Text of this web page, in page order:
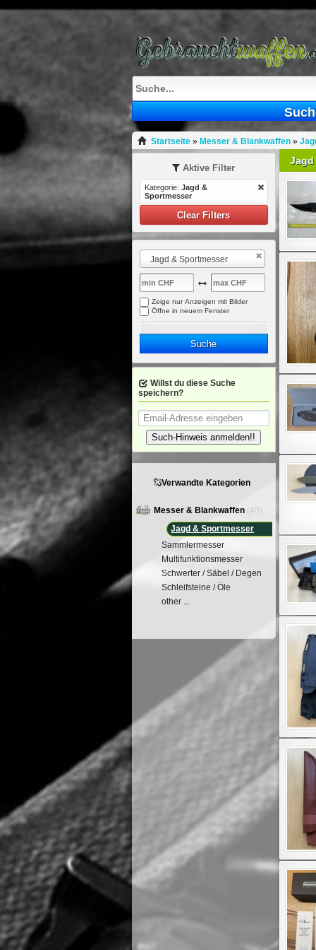
Startseite» Messer & Blankwaffen»
Jagd
Aktive Filter
Kategorie: Jagd &
Sportmesser
Clear Filters
Jagd & Sportmesser
Zeige nur Anzeigen mit Bilder
Öffne in neuem Fenster
Suche
Willst du diese Suche
speichern?
Such-Hinweis anmelden!!
Verwandte Kategorien
Messer & Blankwaffen (40)
Jagd & Sportmesser
Sammlermesser
Multifunktionsmesser
Schwerter / Säbel / Degen
Schleifsteine / Öle
other ...